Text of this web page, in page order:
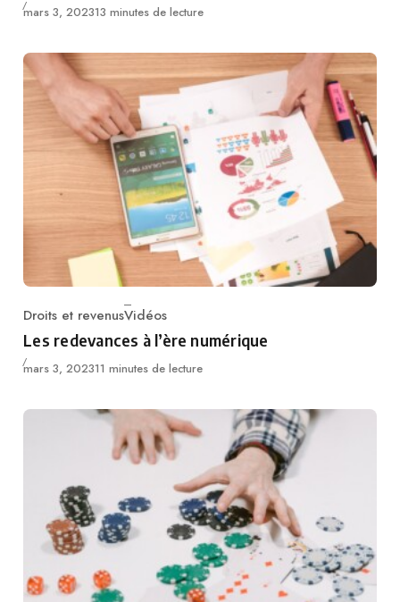
Published
mars 3, 202313 minutes de lecture
Catégorie
Droits et revenusVidéos
Les redevances à l’ère numérique
Published
mars 3, 202311 minutes de lecture